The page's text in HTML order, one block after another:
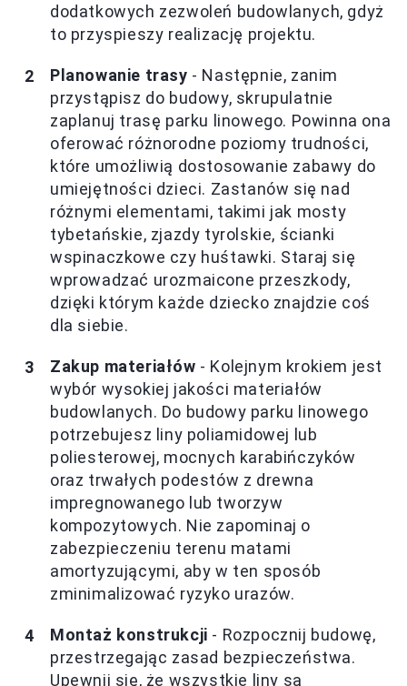
dodatkowych zezwoleń budowlanych, gdyż
to przyspieszy realizację projektu.
Planowanie trasy - Następnie, zanim
przystąpisz do budowy, skrupulatnie
zaplanuj trasę parku linowego. Powinna ona
oferować różnorodne poziomy trudności,
które umożliwią dostosowanie zabawy do
umiejętności dzieci. Zastanów się nad
różnymi elementami, takimi jak mosty
tybetańskie, zjazdy tyrolskie, ścianki
wspinaczkowe czy huśtawki. Staraj się
wprowadzać urozmaicone przeszkody,
dzięki którym każde dziecko znajdzie coś
dla siebie.
Zakup materiałów - Kolejnym krokiem jest
wybór wysokiej jakości materiałów
budowlanych. Do budowy parku linowego
potrzebujesz liny poliamidowej lub
poliesterowej, mocnych karabińczyków
oraz trwałych podestów z drewna
impregnowanego lub tworzyw
kompozytowych. Nie zapominaj o
zabezpieczeniu terenu matami
amortyzującymi, aby w ten sposób
zminimalizować ryzyko urazów.
Montaż konstrukcji - Rozpocznij budowę,
przestrzegając zasad bezpieczeństwa.
Upewnij się, że wszystkie liny są